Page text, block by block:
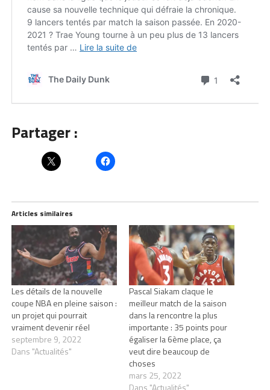
Partager :
Articles similaires
Les détails de la nouvelle
coupe NBA en pleine saison :
un projet qui pourrait
vraiment devenir réel
septembre 9, 2022
Dans "Actualités"
Pascal Siakam claque le
meilleur match de la saison
dans la rencontre la plus
importante : 35 points pour
égaliser la 6ème place, ça
veut dire beaucoup de
choses
mars 25, 2022
Dans "Actualités"